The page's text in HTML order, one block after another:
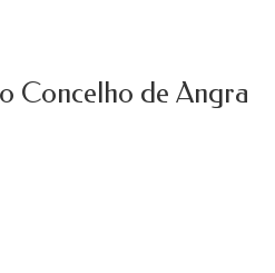
Concelho de Angra